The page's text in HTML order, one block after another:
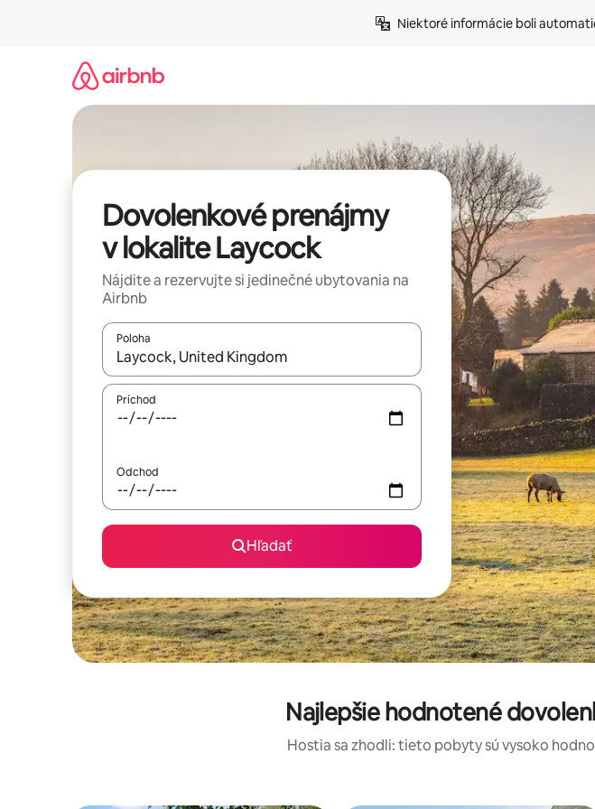
Niektoré informácie boli
Dovolenkové prenájmy
v lokalite Laycock
Nájdite a rezervujte si jedinečné ubytovania na
Airbnb
Poloha
Keď budú výsledky k dispozícii, môžete si ich prechádzať pomocou klávesov so
Príchod
Odchod
Hľadať
Najlepšie hodnotené
Hostia sa zhodli: tieto pobyty sú vysoko